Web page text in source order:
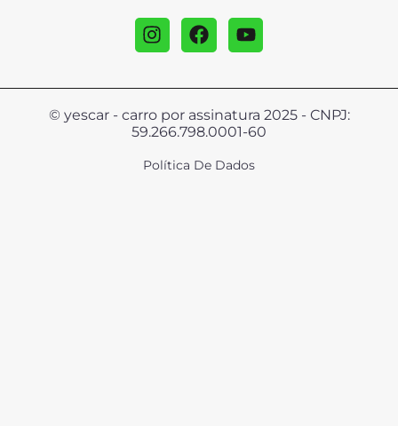
© yescar - carro por assinatura 2025 - CNPJ:
59.266.798.0001-60
Política De Dados